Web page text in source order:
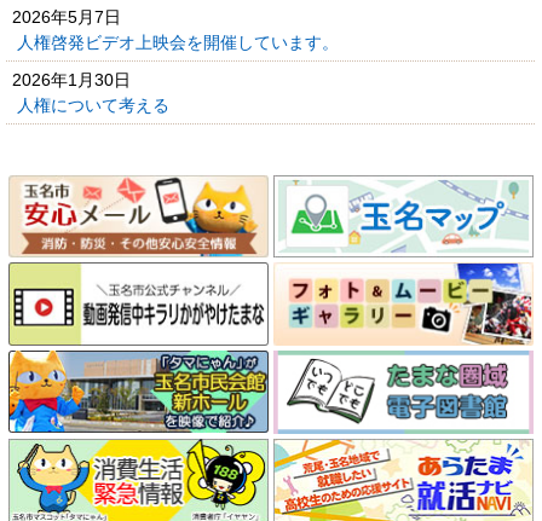
2026年5月7日
人権啓発ビデオ上映会を開催しています。
2026年1月30日
人権について考える